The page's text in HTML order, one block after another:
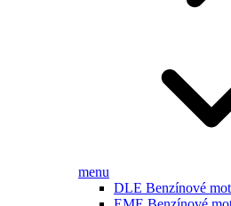
menu
DLE Benzínové